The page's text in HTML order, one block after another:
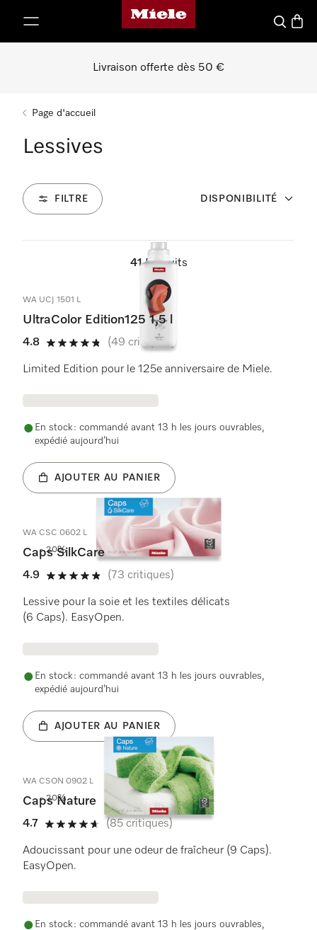
Page d'accueil de Miele
Panier
Livraison offerte dès 50 €
Page d'accueil
Lessives
FILTRE DISPONIBILITÉ
41 Produits
WA UCJ 1501 L
UltraColor Edition125 1,5 l
4.8
4.8 étoiles sur 5
(49 critiques)
Limited Edition pour le 125e anniversaire de Miele.
En stock : commandé avant 13 h les jours ouvrables,
expédié aujourd’hui
AJOUTER AU PANIER
- 20%
WA CSC 0602 L
Caps SilkCare
4.9
4.9 étoiles sur 5
(73 critiques)
Lessive pour la soie et les textiles délicats
(6 Caps). EasyOpen.
En stock : commandé avant 13 h les jours ouvrables,
expédié aujourd’hui
AJOUTER AU PANIER
- 20%
WA CSON 0902 L
Caps Nature
4.7
4.7 étoiles sur 5
(85 critiques)
Adoucissant pour une odeur de fraîcheur (9 Caps).
EasyOpen.
En stock : commandé avant 13 h les jours ouvrables,